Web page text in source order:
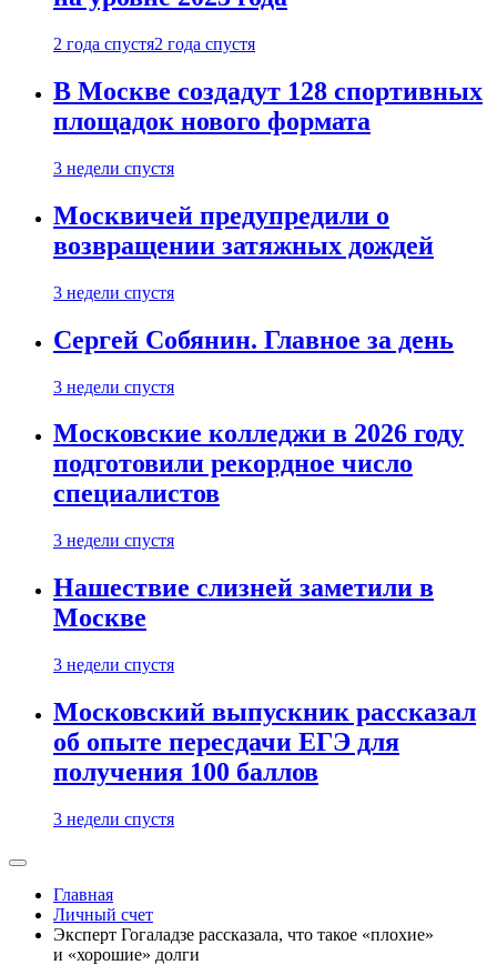
2 года спустя2 года спустя
В Москве создадут 128 спортивных
площадок нового формата
3 недели спустя
Москвичей предупредили о
возвращении затяжных дождей
3 недели спустя
Сергей Собянин. Главное за день
3 недели спустя
Московские колледжи в 2026 году
подготовили рекордное число
специалистов
3 недели спустя
Нашествие слизней заметили в
Москве
3 недели спустя
Московский выпускник рассказал
об опыте пересдачи ЕГЭ для
получения 100 баллов
3 недели спустя
Главная
Личный счет
Эксперт Гогаладзе рассказала, что такое «плохие»
и «хорошие» долги